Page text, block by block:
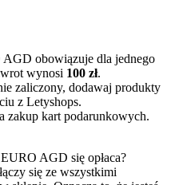
obowiązuje dla jednego
wynosi 100 zł.
zaliczony, dodawaj produkty
z Letyshops.
zakup kart podarunkowych.
AGD się opłaca?
się ze wszystkimi